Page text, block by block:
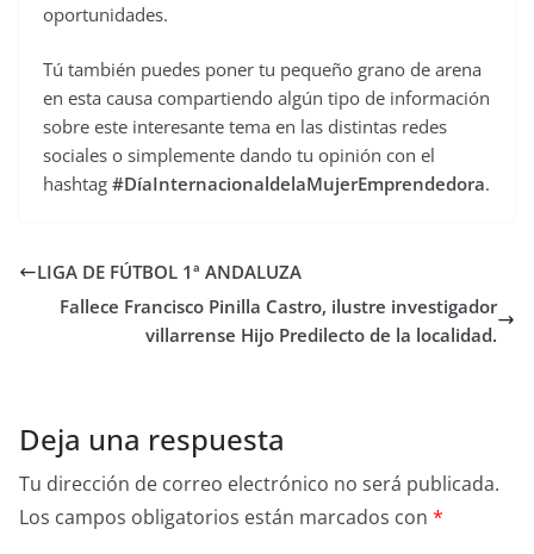
oportunidades.
Tú también puedes poner tu pequeño grano de arena
en esta causa compartiendo algún tipo de información
sobre este interesante tema en las distintas redes
sociales o simplemente dando tu opinión con el
hashtag #DíaInternacionaldelaMujerEmprendedora.
LIGA DE FÚTBOL 1ª ANDALUZA
Fallece Francisco Pinilla Castro, ilustre investigador
villarrense Hijo Predilecto de la localidad.
Deja una respuesta
Tu dirección de correo electrónico no será publicada.
Los campos obligatorios están marcados con *